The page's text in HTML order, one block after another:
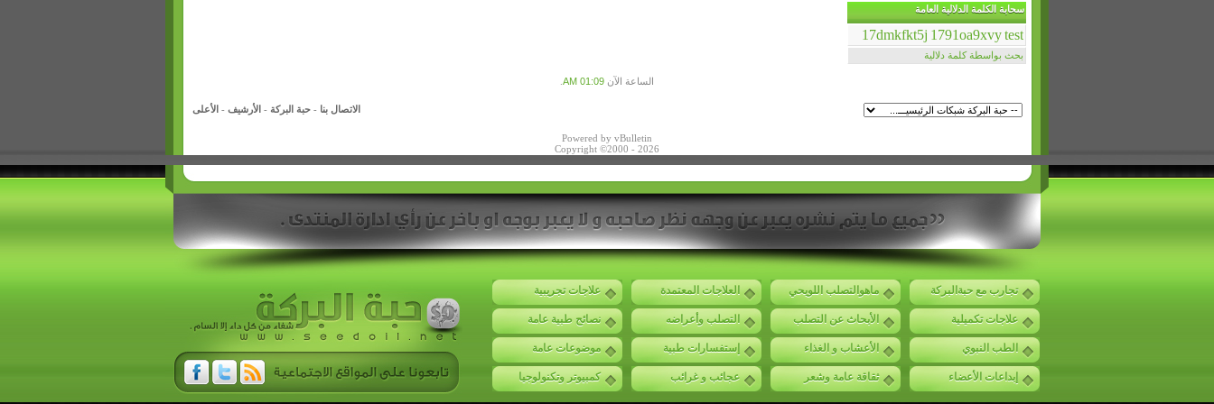
سحابة الكلمة الدلالية العامة
17dmkfkt5j 1791oa9xvy test
بحث بواسطة كلمة دلالية
الساعة الآن 01:09 AM
الاتصال بنا -حبة البركة - الأرشيف - الأعلى
Powered by vBulletin
Copyright ©2000 - 2026
تجارب مع حبةالبركة ماهوالتصلب اللويحي العلاجات المعتمدة علاجات تجريبية
علاجات تكميلية الأبحاث عن التصلب التصلب وأعراضه نصائح طبية عامة
الطب النبوي الأعشاب و الغذاء إستفسارات طبية موضوعات عامة
إبداعات الأعضاء ثقاقة عامة وشعر عجائب و غرائب كمبيوتر وتكنولوجيا